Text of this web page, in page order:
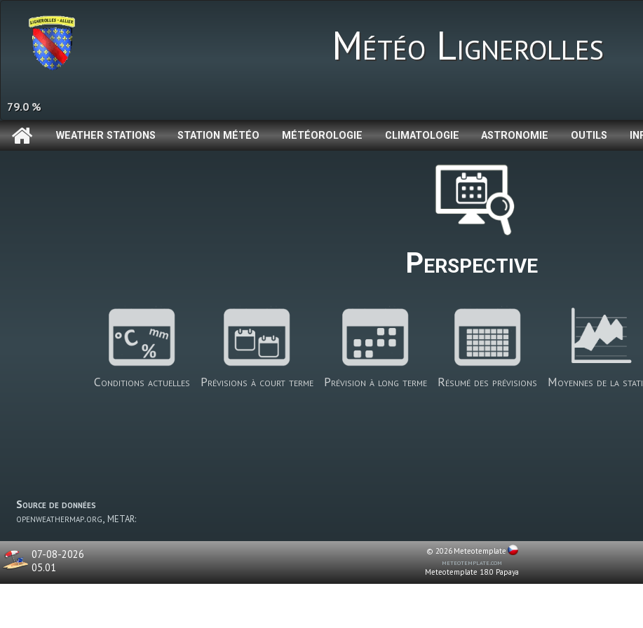
79.0 %
Météo Lignerolles
WEATHER STATIONS STATION MÉTÉO MÉTÉOROLOGIE CLIMATOLOGIE ASTRONOMIE OUTILS
Perspective
Conditions actuelles Prévisions à court terme Prévision à long terme Résumé des prévisions Moyennes de la
Source de données
openweathermap.org, METAR:
07-08-2026
05.01
© 2026 Meteotemplate
meteotemplate.com
Meteotemplate 18.0 Papaya